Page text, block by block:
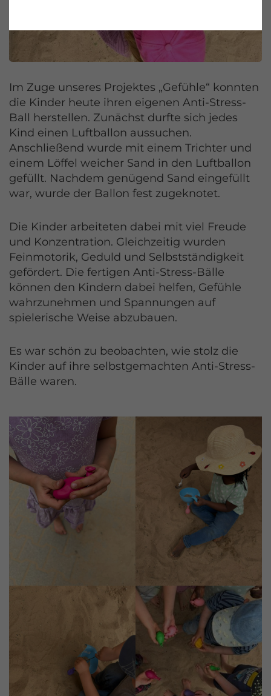
Im Zuge unseres Projektes „Gefühle“ konnten
die Kinder heute ihren eigenen Anti-Stress-
Ball herstellen. Zunächst durfte sich jedes
Kind einen Luftballon aussuchen.
Anschließend wurde mit einem Trichter und
einem Löffel weicher Sand in den Luftballon
gefüllt. Nachdem genügend Sand eingefüllt
war, wurde der Ballon fest zugeknotet.
Die Kinder arbeiteten dabei mit viel Freude
und Konzentration. Gleichzeitig wurden
Feinmotorik, Geduld und Selbstständigkeit
gefördert. Die fertigen Anti-Stress-Bälle
können den Kindern dabei helfen, Gefühle
wahrzunehmen und Spannungen auf
spielerische Weise abzubauen.
Es war schön zu beobachten, wie stolz die
Kinder auf ihre selbstgemachten Anti-Stress-
Bälle waren.